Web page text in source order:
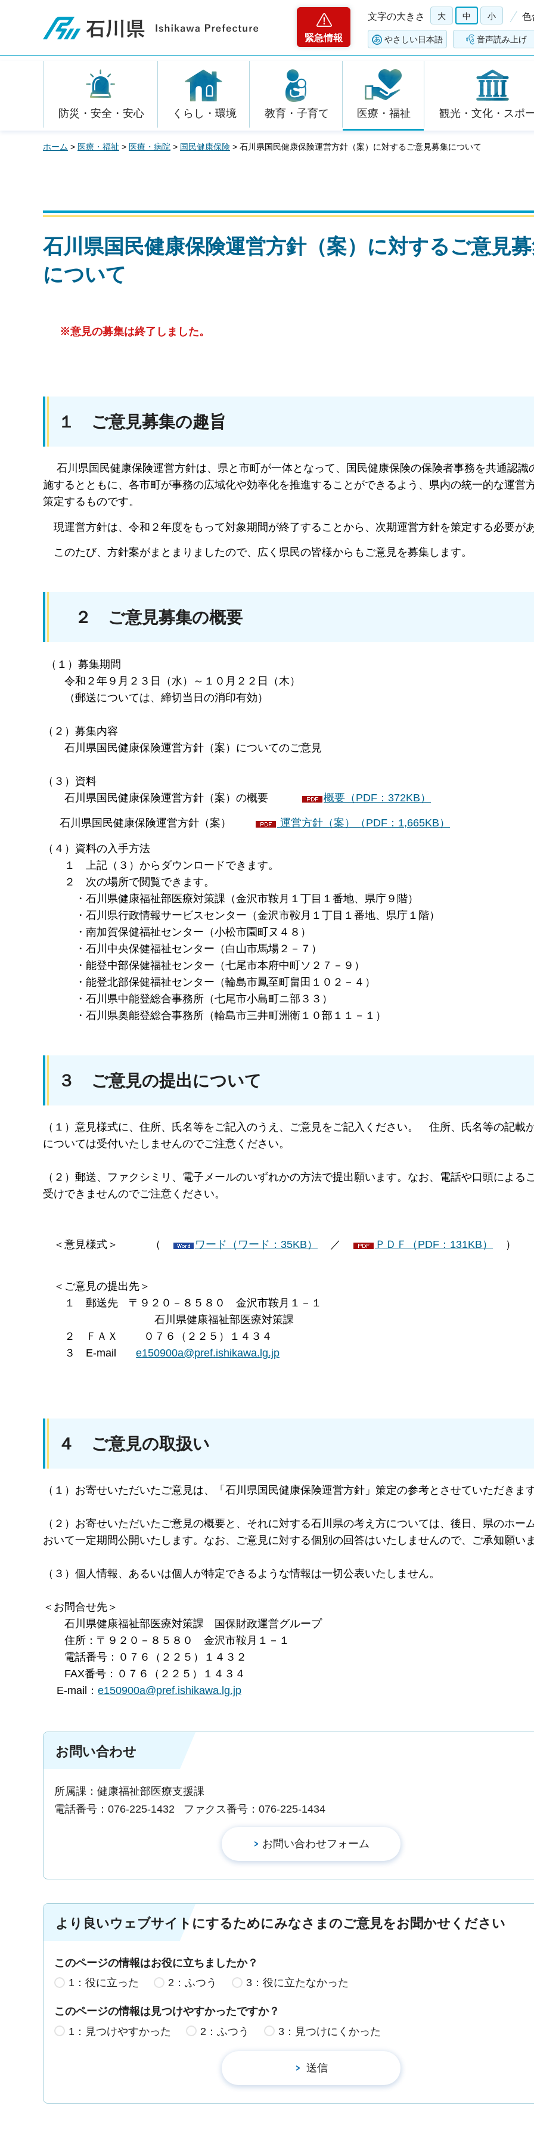
石川県
緊急情報
文字の大きさ 大 中 小 色
やさしい日本語 音声読み上げ
防災・安全・安心 くらし・環境 教育・子育て 医療・福祉 観光・文化・スポ
ホーム > 医療・福祉 > 医療・病院 > 国民健康保険 > 石川県国民健康保険運営方針（案）に対するご意見募集について
石川県国民健康保険運営方針（案）に対するご意見
について
※意見の募集は終了しました。
１ ご意見募集の趣旨
石川県国民健康保険運営方針は、県と市町が一体となって、国民健康保険の保険者事務を共通認識
施するとともに、各市町が事務の広域化や効率化を推進することができるよう、県内の統一的な運営
策定するものです。
現運営方針は、令和２年度をもって対象期間が終了することから、次期運営方針を策定する必要があ
このたび、方針案がまとまりましたので、広く県民の皆様からもご意見を募集します。
２ ご意見募集の概要
（１）募集期間
令和２年９月２３日（水）～１０月２２日（木）
（郵送については、締切当日の消印有効）
（２）募集内容
石川県国民健康保険運営方針（案）についてのご意見
（３）資料
石川県国民健康保険運営方針（案）の概要
概要（PDF：372KB）
石川県国民健康保険運営方針（案） 運営方針（案）（PDF：1,665KB）
（４）資料の入手方法
１ 上記（３）からダウンロードできます。
２ 次の場所で閲覧できます。
・石川県健康福祉部医療対策課（金沢市鞍月１丁目１番地、県庁９階）
・石川県行政情報サービスセンター（金沢市鞍月１丁目１番地、県庁１階）
・南加賀保健福祉センター（小松市園町ヌ４８）
・石川中央保健福祉センター（白山市馬場２－７）
・能登中部保健福祉センター（七尾市本府中町ソ２７－９）
・能登北部保健福祉センター（輪島市鳳至町畠田１０２－４）
・石川県中能登総合事務所（七尾市小島町ニ部３３）
・石川県奥能登総合事務所（輪島市三井町洲衛１０部１１－１）
３ ご意見の提出について
（１）意見様式に、住所、氏名等をご記入のうえ、ご意見をご記入ください。 住所、氏名等の記載
については受付いたしませんのでご注意ください。
（２）郵送、ファクシミリ、電子メールのいずれかの方法で提出願います。なお、電話や口頭による
受けできませんのでご注意ください。
＜意見様式＞ （ ワード（ワード：35KB） ／ ＰＤＦ（PDF：131KB） ）
＜ご意見の提出先＞
１ 郵送先 〒９２０－８５８０ 金沢市鞍月１－１
石川県健康福祉部医療対策課
２ ＦＡＸ ０７６（２２５）１４３４
３ E-mail e150900a@pref.ishikawa.lg.jp
４ ご意見の取扱い
（１）お寄せいただいたご意見は、「石川県国民健康保険運営方針」策定の参考とさせていただきます
（２）お寄せいただいたご意見の概要と、それに対する石川県の考え方については、後日、県のホー
おいて一定期間公開いたします。なお、ご意見に対する個別の回答はいたしませんので、ご承知願いま
（３）個人情報、あるいは個人が特定できるような情報は一切公表いたしません。
＜お問合せ先＞
石川県健康福祉部医療対策課 国保財政運営グループ
住所：〒９２０－８５８０ 金沢市鞍月１－１
電話番号：０７６（２２５）１４３２
FAX番号：０７６（２２５）１４３４
E-mail： e150900a@pref.ishikawa.lg.jp
お問い合わせ
所属課：健康福祉部医療支援課
電話番号：076-225-1432
ファクス番号：076-225-1434
より良いウェブサイトにするためにみなさまのご意見をお聞かせください
このページの情報はお役に立ちましたか？
1：役に立った
2：ふつう 3：役に立たなかった
このページの情報は見つけやすかったですか？
1：見つけやすかった
2：ふつう 3：見つけにくかった